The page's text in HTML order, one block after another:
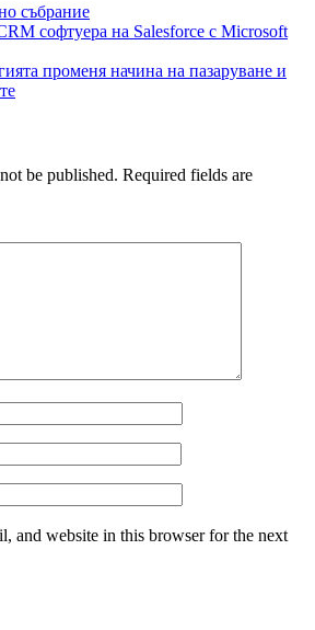
събрание
софтуера на Salesforce с Microsoft
променя начина на пазаруване и
be published. Required fields are
and website in this browser for the next